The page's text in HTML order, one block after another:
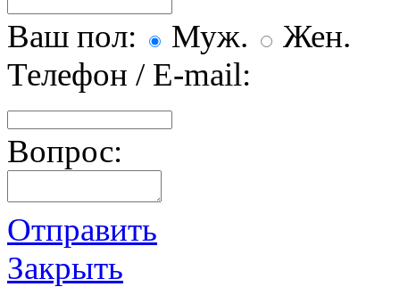
Ваш пол: Муж.
Жен.
Телефон / E-mail:
Вопрос:
Отправить
Закрыть